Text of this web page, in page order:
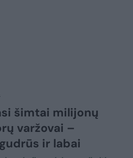
šimtai milijonų
varžovai –
ir labai